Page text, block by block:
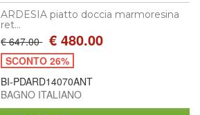
ARDESIA piatto doccia marmoresina
ret...
€ 647.00 € 480.00
SCONTO 26%
BI-PDARD14070ANT
BAGNO ITALIANO